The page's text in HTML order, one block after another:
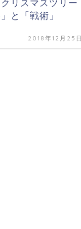
リスマスツリー
と「戦術」
2018年12月25